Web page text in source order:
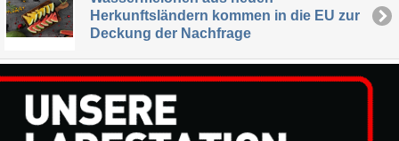
Herkunftsländern kommen in die EU zur
Deckung der Nachfrage